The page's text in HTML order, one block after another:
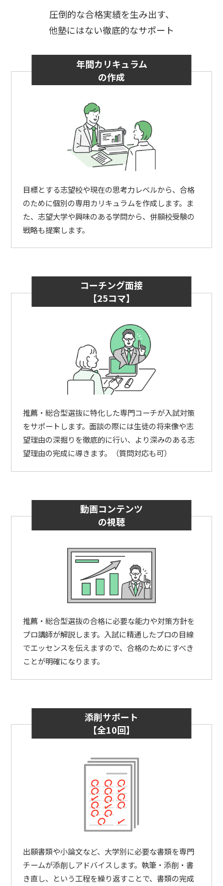
圧倒的な合格実績を生み出す、
他塾にはない徹底的なサポート
年間カリキュラム
の作成
目標とする志望校や現在の思考力レベルから、合格
のために個別の専用カリキュラムを作成します。ま
た、志望大学や興味のある学問から、併願校受験の
戦略も提案します。
コーチング面接
【25コマ】
推薦・総合型選抜に特化した専門コーチが入試対策
をサポートします。面談の際には生徒の将来像や志
望理由の深掘りを徹底的に行い、より深みのある志
望理由の完成に導きます。（質問対応も可）
動画コンテンツ
の視聴
推薦・総合型選抜の合格に必要な能力や対策方針を
プロ講師が解説します。入試に精通したプロの目線
でエッセンスを伝えますので、合格のためにすべき
ことが明確になります。
添削サポート
【全10回】
出願書類や小論文など、大学別に必要な書類を専門
チームが添削しアドバイスします。執筆・添削・書
き直し、という工程を繰り返すことで、書類の完成